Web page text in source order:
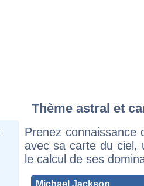
Thème astral et
Prenez connaissance
avec sa carte du ciel,
le calcul de ses
Michael Jackson